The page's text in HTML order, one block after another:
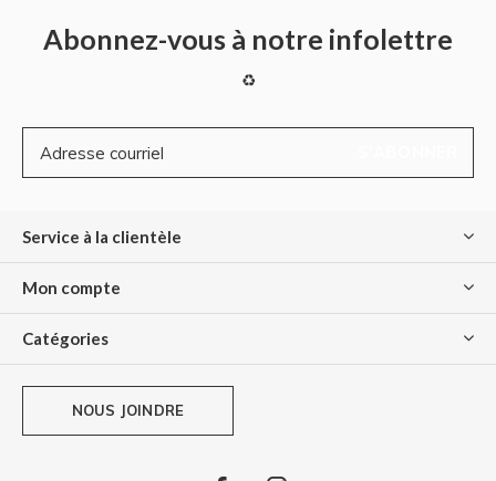
Abonnez-vous à notre infolettre
♻
Service à la clientèle
Mon compte
Catégories
NOUS JOINDRE